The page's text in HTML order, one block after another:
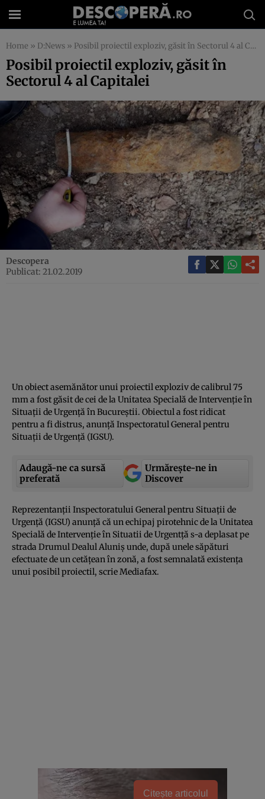
Home » D:News » Posibil proiectil exploziv, găsit în Sectorul 4 al Capitalei
Posibil proiectil exploziv, găsit în
Sectorul 4 al Capitalei
Descopera
Publicat: 21.02.2019
Un obiect asemănător unui proiectil exploziv de calibrul 75
mm a fost găsit de cei de la Unitatea Specială de Intervenţie în
Situaţii de Urgenţă în Bucureştii. Obiectul a fost ridicat
pentru a fi distrus, anunţă Inspectoratul General pentru
Situaţii de Urgenţă (IGSU).
Adaugă-ne ca sursă
preferată
Urmărește-ne in
Discover
Reprezentanţii Inspectoratului General pentru Situaţii de
Urgenţă (IGSU) anunţă că un echipaj pirotehnic de la Unitatea
Specială de Intervenţie în Situatii de Urgentţă s-a deplasat pe
strada Drumul Dealul Aluniş unde, după unele săpături
efectuate de un cetăţean în zonă, a fost semnalată existenţa
unui posibil proiectil, scrie Mediafax.
Citește articolul